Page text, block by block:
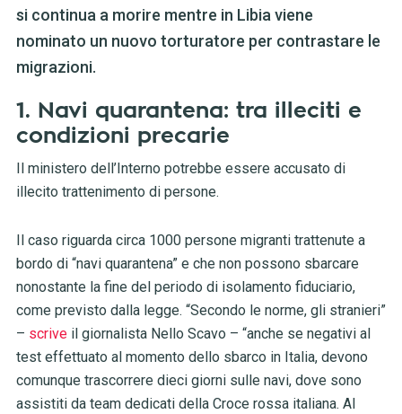
si continua a morire mentre in Libia viene
nominato un nuovo torturatore per contrastare le
migrazioni.
1. Navi quarantena: tra illeciti e
condizioni precarie
Il ministero dell’Interno potrebbe essere accusato di
illecito trattenimento di persone.
Il caso riguarda circa 1000 persone migranti trattenute a
bordo di “navi quarantena” e che non possono sbarcare
nonostante la fine del periodo di isolamento fiduciario,
come previsto dalla legge. “Secondo le norme, gli stranieri”
– scrive il giornalista Nello Scavo – “anche se negativi al
test effettuato al momento dello sbarco in Italia, devono
comunque trascorrere dieci giorni sulle navi, dove sono
assistiti da team dedicati della Croce rossa italiana. Al